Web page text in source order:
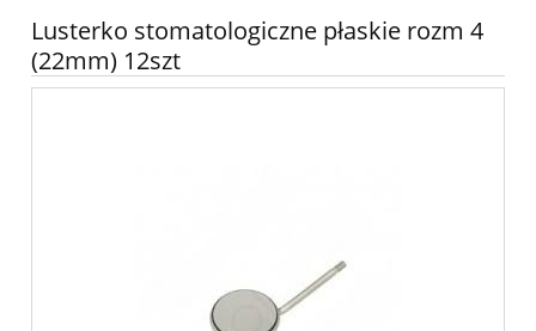
Lusterko stomatologiczne płaskie rozm 4
(22mm) 12szt